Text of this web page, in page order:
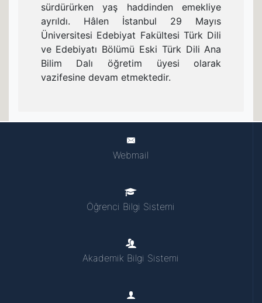
sürdürürken yaş haddinden emekliye
ayrıldı. Hâlen İstanbul 29 Mayıs
Üniversitesi Edebiyat Fakültesi Türk Dili
ve Edebiyatı Bölümü Eski Türk Dili Ana
Bilim Dalı öğretim üyesi olarak
vazifesine devam etmektedir.
Webmail
Öğrenci Bilgi Sistemi
Akademik Bilgi Sistemi